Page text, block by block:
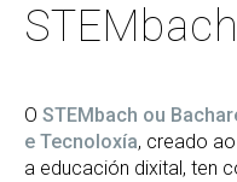
O STEMbach ou
e Tecnoloxía, creado
a educación dixital, ten